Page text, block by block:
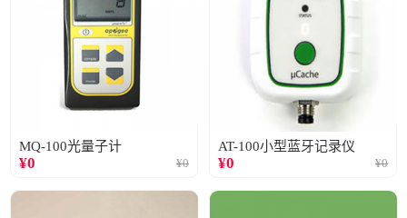
MQ-100光量子计
¥0 ¥0
AT-100小型蓝牙记录仪
¥0 ¥0